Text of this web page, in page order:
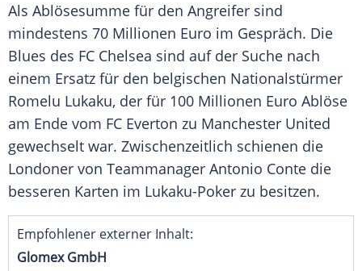
Als Ablösesumme für den Angreifer sind
mindestens 70 Millionen Euro im Gespräch. Die
Blues des FC Chelsea sind auf der Suche nach
einem Ersatz für den belgischen Nationalstürmer
Romelu Lukaku, der für 100 Millionen Euro Ablöse
am Ende vom FC Everton zu Manchester United
gewechselt war. Zwischenzeitlich schienen die
Londoner von Teammanager Antonio Conte die
besseren Karten im Lukaku-Poker zu besitzen.
Empfohlener externer Inhalt:
Glomex GmbH